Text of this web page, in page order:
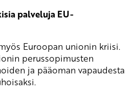
palveluja EU-
Euroopan unionin kriisi.
perussopimusten
ja pääoman vapaudesta